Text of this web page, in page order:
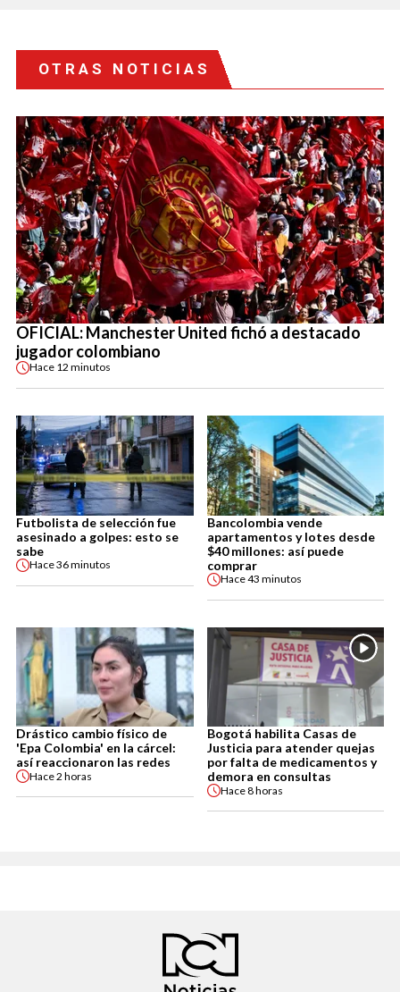
OTRAS NOTICIAS
OFICIAL: Manchester United fichó a destacado
jugador colombiano
Hace 12 minutos
Futbolista de selección fue
asesinado a golpes: esto se
sabe
Hace36 minutos
Bancolombia vende
apartamentos y lotes desde
$40 millones: así puede
comprar
Hace43 minutos
Drástico cambio físico de
'Epa Colombia' en la cárcel:
así reaccionaron las redes
Hace2 horas
Bogotá habilita Casas de
Justicia para atender quejas
por falta de medicamentos y
demora en consultas
Hace8 horas